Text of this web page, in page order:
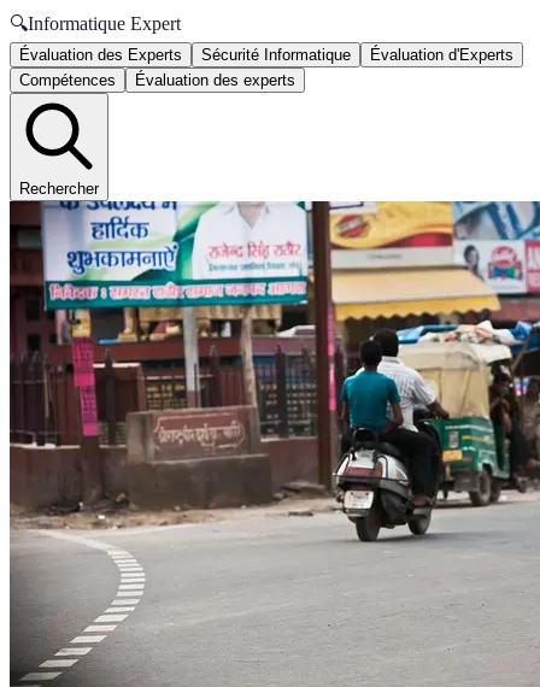
🔍Informatique Expert
Évaluation des Experts Sécurité Informatique
Évaluation d'Experts
Compétences
Évaluation des experts
Rechercher